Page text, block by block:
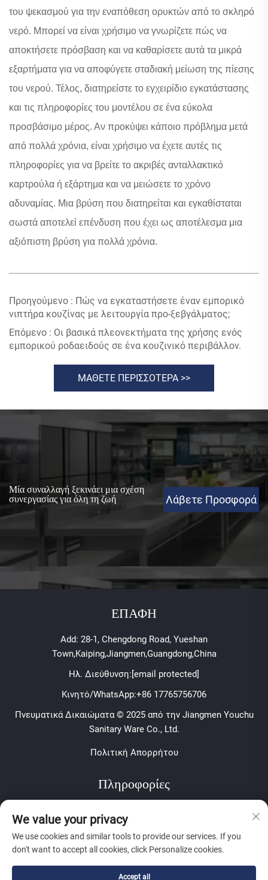
του ψεκασμού για την εναπόθεση ορυκτών από το σκληρό
νερό. Μπορεί να είναι χρήσιμο να γνωρίζετε πώς να
αποκτήσετε πρόσβαση και να καθαρίσετε αυτά τα μικρά
εξαρτήματα για να αποφύγετε σταδιακή μείωση της πίεσης
του νερού. Τέλος, διατηρείστε το εγχειρίδιο εγκατάστασης
και τις πληροφορίες του μοντέλου σε ένα εύκολα
προσβάσιμο μέρος. Αν προκύψει κάποιο πρόβλημα μετά
από πολλά χρόνια, είναι χρήσιμο να έχετε αυτές τις
πληροφορίες για να βρείτε το ακριβές ανταλλακτικό
καρτρούλα ή εξάρτημα και να μειώσετε το χρόνο
αδυναμίας. Μια βρύση που διατηρείται και εγκαθίσταται
σωστά αποτελεί επένδυση που έχει ως αποτέλεσμα μια
αξιόπιστη βρύση για πολλά χρόνια.
Προηγούμενο : Πώς να εγκαταστήσετε έναν εμπορικό
νιπτήρα κουζίνας με λειτουργία προ-ξεβγάλματος;
Επόμενο : Οι βασικά πλεονεκτήματα της χρήσης ενός
εμπορικού ροδαειδούς σε ένα κουζινικό περιβάλλον.
ΜΑΘΕΤΕ ΠΕΡΙΣΣΟΤΕΡΑ >>
Μία συναλλαγή ξεκινάει μια σχέση
συνεργασίας για όλη τη ζωή
Λάβετε Προσφορά
ΕΠΑΦΗ
Add: 28-1, Chengdong Road, Yueshan
Town,Kaiping,Jiangmen,Guangdong,China
Ηλ. Διεύθυνση:[email protected]
Κινητό/WhatsApp:+86 17765756706
Πνευματικά Δικαιώματα © 2025 από την Jiangmen Youchu
Sanitary Ware Co., Ltd.
Πολιτική Απορρήτου
Πληροφορίες
δελτίο μας
We value your privacy
We use cookies and similar tools to provide our services. If you
don't want to accept all cookies, click Personalize cookies.
Accept all